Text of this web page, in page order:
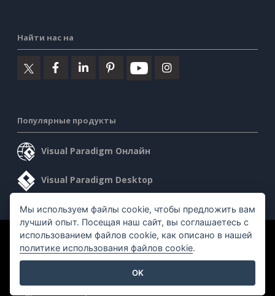
Найти нас на
Популярные продукты
Visual Paradigm Онлайн
Visual Paradigm Desktop
©2026 by Visual Paradigm. Все права защищены.
Мы используем файлы cookie, чтобы предложить вам
лучший опыт. Посещая наш сайт, вы соглашаетесь с
использованием файлов cookie, как описано в нашей
политике использования файлов cookie.
OK